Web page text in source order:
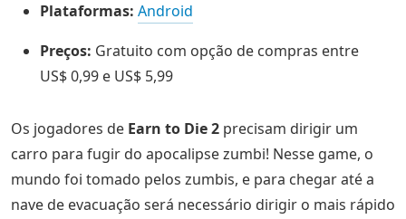
Plataformas: Android
Preços: Gratuito com opção de compras entre
US$ 0,99 e US$ 5,99
Os jogadores de Earn to Die 2 precisam dirigir um
carro para fugir do apocalipse zumbi! Nesse game, o
mundo foi tomado pelos zumbis, e para chegar até a
nave de evacuação será necessário dirigir o mais rápido